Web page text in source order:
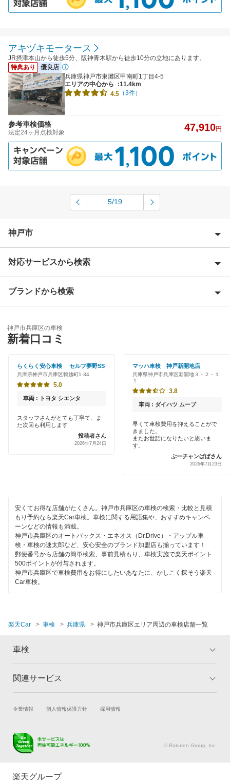
アキヅキモータース
JR摂津本山から徒歩5分、阪神青木駅から徒歩10分の立地にあります。
特典あり
優良店
兵庫県神戸市東灘区甲南町1丁目4-5
エリアの中心から
:11.4km
4.5 （3件）
参考車検価格
法定24ヶ月点検対象 47,910円
5/19
神戸市
神戸市北区
神戸市垂水区
神戸市中央区
神戸市長田区
神戸市灘区
神戸市西区
対応サービスから検索
Award 受賞店
特典あり
新車初回割りあり
早割りあり
クレジットカードOK
ハイブリッド車OK
EV車OK
120分以内の車検
1日車検
整備保証
1級整備士在籍
ブランドから検索
「車検の速太郎」
アップル車検
オートバックス
宇佐美車検
マッハ車検
出光興産「らくらく安心車検」
トヨタディーラー
エネフリ車検
閉じる
神戸市兵庫区の車検
新着口コミ
らくらく安心車検 セルフ夢野SS
兵庫県神戸市兵庫区鵯越町1-34
5.0
車両 : トヨタ シエンタ
スタッフさんがとても丁寧て、ま
た次回も利用します
投稿者さん
2026年7月24日
マッハ車検 神戸新開地店
兵庫県神戸市兵庫区新開地３－２－１
１
3.8
車両 : ダイハツ ムーブ
早くて車検費用を抑えることがで
きました。
またお世話になりたいと思いま
す。
ぷーチャンぱぱさん
2026年7月23日
安くてお得な店舗がたくさん。神戸市兵庫区の車検の検索・比較と見積
もり予約なら楽天Car車検。車検に関する用語集や、おすすめキャンペ
ーンなどの情報も満載。
神戸市兵庫区のオートバックス・エネオス（Dr.Drive）・アップル車
検・車検の速太郎など、安心安全のブランド加盟店も揃っています！
郵便番号から店舗の簡単検索、事前見積もり、車検実施で楽天ポイント
500ポイントが付与されます。
神戸市兵庫区で車検費用をお得にしたいあなたに、かしこく探そう楽天
Car車検。
楽天Car 車検 兵庫県 神戸市兵庫区エリア周辺の車検店舗一覧
車検
トップ
車検の基礎知識 キャンペーン一覧
関連サービス
試乗・商談 新車購入
キズ修理予約
メンテナンス管理
タイヤ交換サービス
企業情報 個人情報保護方針 採用情報
© Rakuten Group, Inc.
楽天グループ